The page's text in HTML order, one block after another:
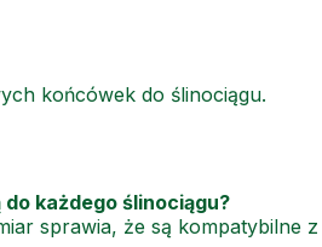
końcówek do ślinociągu.
każdego ślinociągu?
sprawia, że są kompatybilne